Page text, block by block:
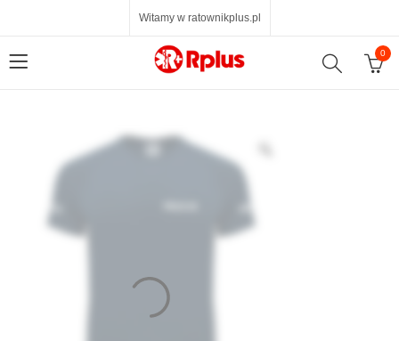
Witamy w ratownikplus.pl
0